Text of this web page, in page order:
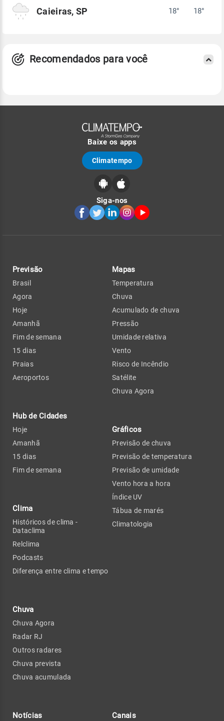
Caieiras, SP 18° 18°
Recomendados para você
Baixe os apps
Climatempo
Siga-nos
Previsão
Brasil
Agora
Hoje
Amanhã
Fim de semana
15 dias
Praias
Aeroportos
Hub de Cidades
Hoje
Amanhã
15 dias
Fim de semana
Clima
Históricos de clima -
Dataclima
Relclima
Podcasts
Diferença entre clima e tempo
Chuva
Chuva Agora
Radar RJ
Outros radares
Chuva prevista
Chuva acumulada
Mapas
Temperatura
Chuva
Acumulado de chuva
Pressão
Umidade relativa
Vento
Risco de Incêndio
Satélite
Chuva Agora
Gráficos
Previsão de chuva
Previsão de temperatura
Previsão de umidade
Vento hora a hora
Índice UV
Tábua de marés
Climatologia
Notícias Canais